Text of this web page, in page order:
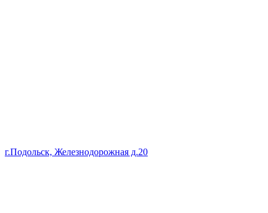
г.Подольск, Железнодорожная д.20